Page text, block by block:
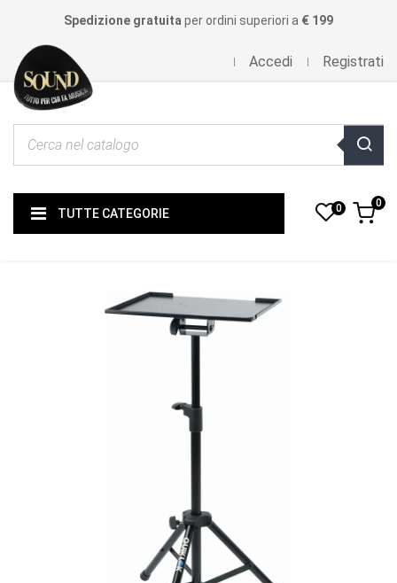
Spedizione gratuita per ordini superiori a € 199
Accedi Registrati
TUTTE CATEGORIE 0 0